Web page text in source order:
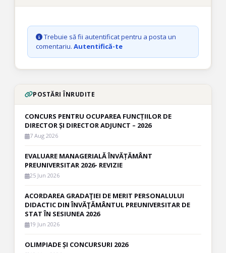
Trebuie să fii autentificat pentru a posta un
comentariu. Autentifică-te
POSTĂRI ÎNRUDITE
CONCURS PENTRU OCUPAREA FUNCȚIILOR DE
DIRECTOR ȘI DIRECTOR ADJUNCT – 2026
7 Aug 2026
EVALUARE MANAGERIALĂ ÎNVĂȚĂMÂNT
PREUNIVERSITAR 2026- REVIZIE
25 Jun 2026
ACORDAREA GRADAŢIEI DE MERIT PERSONALULUI
DIDACTIC DIN ÎNVĂŢĂMÂNTUL PREUNIVERSITAR DE
STAT ÎN SESIUNEA 2026
19 Jun 2026
OLIMPIADE ȘI CONCURSURI 2026